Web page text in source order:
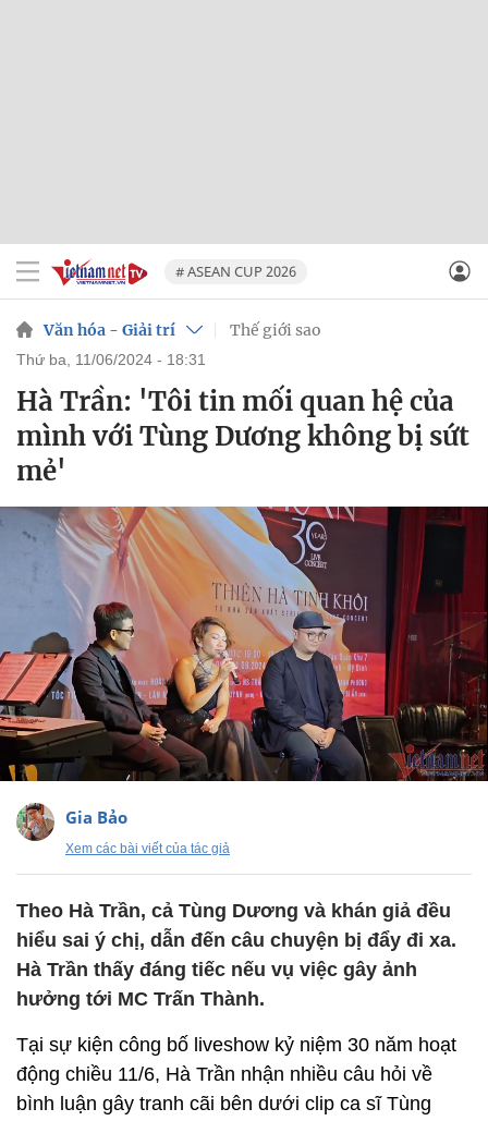
# ASEAN CUP 2026
Văn hóa - Giải trí Thế giới sao
thứ ba, 11/06/2024 - 18:31
Hà Trần: 'Tôi tin mối quan hệ của
mình với Tùng Dương không bị sứt
mẻ'
Gia Bảo
Xem các bài viết của tác giả
Theo Hà Trần, cả Tùng Dương và khán giả đều
hiểu sai ý chị, dẫn đến câu chuyện bị đẩy đi xa.
Hà Trần thấy đáng tiếc nếu vụ việc gây ảnh
hưởng tới MC Trấn Thành.
Tại sự kiện công bố liveshow kỷ niệm 30 năm hoạt
động chiều 11/6, Hà Trần nhận nhiều câu hỏi về
bình luận gây tranh cãi bên dưới clip ca sĩ Tùng